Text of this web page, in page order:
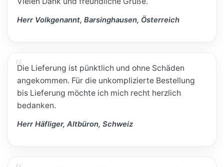
Herr Volkgenannt, Barsinghausen, Österreich
Die Lieferung ist pünktlich und ohne Schäden
angekommen. Für die unkomplizierte Bestellung
bis Lieferung möchte ich mich recht herzlich
bedanken.
Herr Häfliger, Altbüron, Schweiz